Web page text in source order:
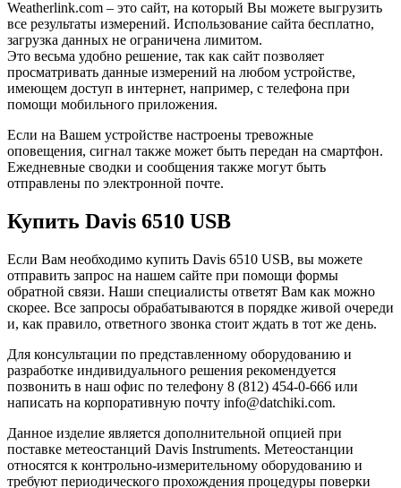
Weatherlink.com – это сайт, на который Вы можете выгрузить
все результаты измерений. Использование сайта бесплатно,
загрузка данных не ограничена лимитом.
Это весьма удобно решение, так как сайт позволяет
просматривать данные измерений на любом устройстве,
имеющем доступ в интернет, например, с телефона при
помощи мобильного приложения.
Если на Вашем устройстве настроены тревожные
оповещения, сигнал также может быть передан на смартфон.
Ежедневные сводки и сообщения также могут быть
отправлены по электронной почте.
Купить Davis 6510 USB
Если Вам необходимо купить Davis 6510 USB, вы можете
отправить запрос на нашем сайте при помощи формы
обратной связи. Наши специалисты ответят Вам как можно
скорее. Все запросы обрабатываются в порядке живой очереди
и, как правило, ответного звонка стоит ждать в тот же день.
Для консультации по представленному оборудованию и
разработке индивидуального решения рекомендуется
позвонить в наш офис по телефону 8 (812) 454-0-666 или
написать на корпоративную почту info@datchiki.com.
Данное изделие является дополнительной опцией при
поставке метеостанций Davis Instruments. Метеостанции
относятся к контрольно-измерительному оборудованию и
требуют периодического прохождения процедуры поверки